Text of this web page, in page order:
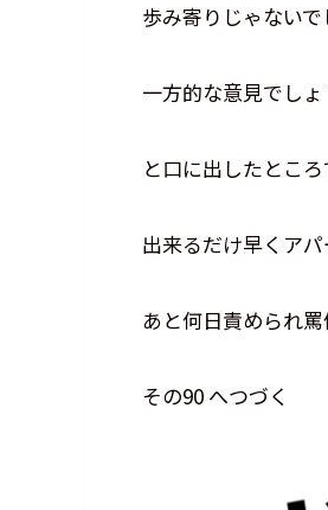
歩み寄りじゃないで
一方的な意見でしょ
と口に出したとこ
出来るだけ早くア
あと何日責められ
その90 へつづく